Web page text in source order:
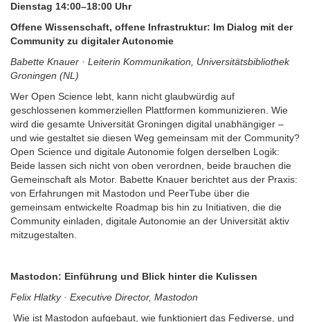
Dienstag 14:00–18:00 Uhr
Offene Wissenschaft, offene Infrastruktur: Im Dialog mit der
Community zu digitaler Autonomie
Babette Knauer · Leiterin Kommunikation, Universitätsbibliothek
Groningen (NL)
Wer Open Science lebt, kann nicht glaubwürdig auf
geschlossenen kommerziellen Plattformen kommunizieren. Wie
wird die gesamte Universität Groningen digital unabhängiger –
und wie gestaltet sie diesen Weg gemeinsam mit der Community?
Open Science und digitale Autonomie folgen derselben Logik:
Beide lassen sich nicht von oben verordnen, beide brauchen die
Gemeinschaft als Motor. Babette Knauer berichtet aus der Praxis:
von Erfahrungen mit Mastodon und PeerTube über die
gemeinsam entwickelte Roadmap bis hin zu Initiativen, die die
Community einladen, digitale Autonomie an der Universität aktiv
mitzugestalten.
Mastodon: Einführung und Blick hinter die Kulissen
Felix Hlatky · Executive Director, Mastodon
Wie ist Mastodon aufgebaut, wie funktioniert das Fediverse, und